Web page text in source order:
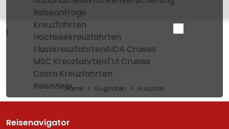
Reiseanfrage
Kreuzfahrten
Hochseekreuzfahrten
FlusskreuzfahrtenAIDA Cruises
MSC KreuzfahrtenTUI Cruises
Costa Kreuzfahrten
Reiseziele
1
Home Flughafen Hukuntsi
Reisenavigator